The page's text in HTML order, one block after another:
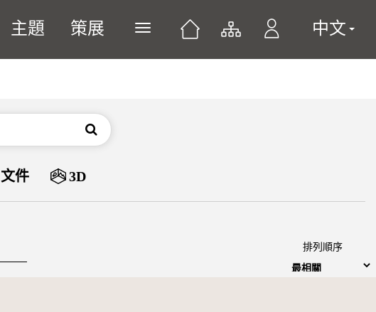
主題 策展 展開或關閉主選單 中文
搜尋
文件 3D
排列順序